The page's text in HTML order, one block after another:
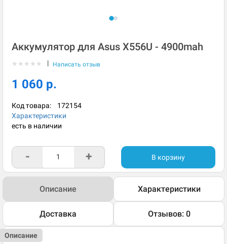
Аккумулятор для Asus X556U - 4900mah
★ ★ ★ ★ ★ | Написать отзыв
1 060 р.
Код товара: 172154
Характеристики
есть в наличии
- + В корзину
Описание Характеристики
Доставка Отзывов: 0
Описание